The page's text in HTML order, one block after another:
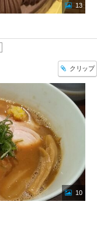
13
クリップ
10